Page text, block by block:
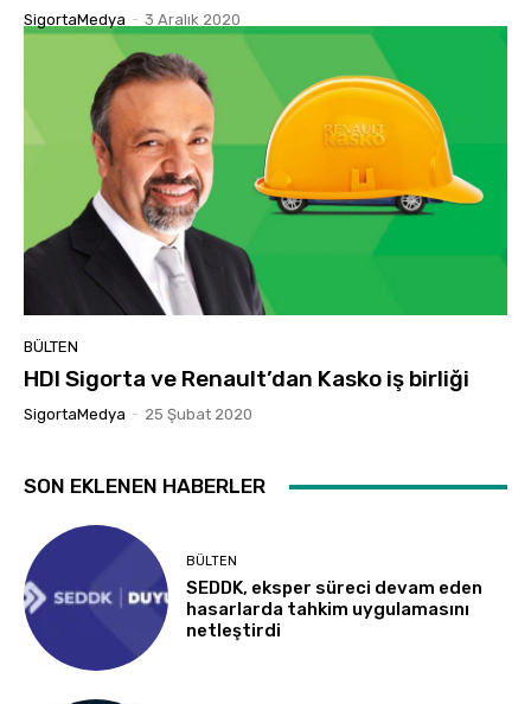
SigortaMedya - 3 Aralık 2020
BÜLTEN
HDI Sigorta ve Renault’dan Kasko iş birliği
SigortaMedya - 25 Şubat 2020
SON EKLENEN HABERLER
BÜLTEN
SEDDK, eksper süreci devam eden
hasarlarda tahkim uygulamasını
netleştirdi